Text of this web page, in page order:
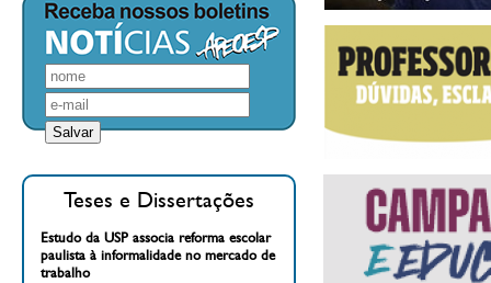
Teses e Dissertações
Estudo da USP associa reforma escolar
paulista à informalidade no mercado de
trabalho